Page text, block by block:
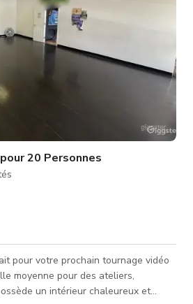
20 Personnes
pour votre prochain tournage vidéo
moyenne pour des ateliers,
un intérieur chaleureux et